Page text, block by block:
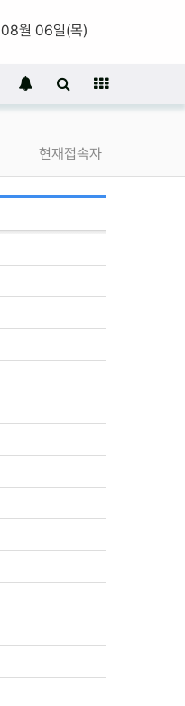
08월 06일(목)
현재접속자